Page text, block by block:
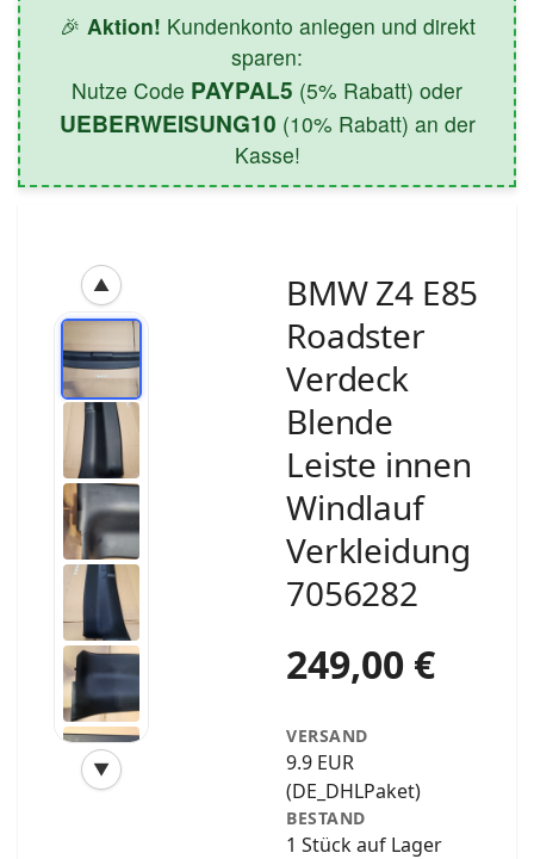
🎉 Aktion! Kundenkonto anlegen und direkt
sparen:
Nutze Code PAYPAL5 (5% Rabatt) oder
UEBERWEISUNG10 (10% Rabatt) an der
Kasse!
▲
▼
‹
BMW Z4 E85
Roadster
Verdeck
Blende
Leiste innen
Windlauf
Verkleidung
7056282
249,00 €
VERSAND
9.9 EUR
(DE_DHLPaket)
BESTAND
1 Stück auf Lager